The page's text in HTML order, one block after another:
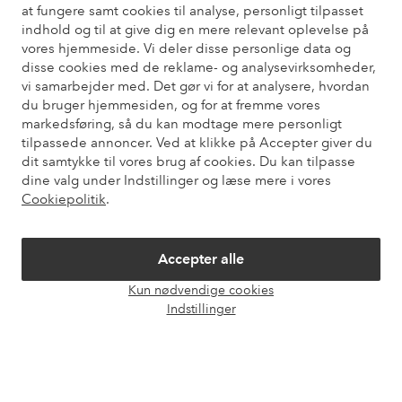
at fungere samt cookies til analyse, personligt tilpasset
indhold og til at give dig en mere relevant oplevelse på
vores hjemmeside. Vi deler disse personlige data og
disse cookies med de reklame- og analysevirksomheder,
vi samarbejder med. Det gør vi for at analysere, hvordan
du bruger hjemmesiden, og for at fremme vores
markedsføring, så du kan modtage mere personligt
tilpassede annoncer. Ved at klikke på Accepter giver du
dit samtykke til vores brug af cookies. Du kan tilpasse
dine valg under Indstillinger og læse mere i vores
Cookiepolitik.
Accepter alle
Kun nødvendige cookies
Indstillinger
Har du brug for hjælp?
Du kan finde svar på de oftest stillede spørgsmål i vores FAQ.
Du kan også finde oplysninger om, hvordan du kontakter os.
Kundeservice Bestilling Betalingsmåde
Mine sider